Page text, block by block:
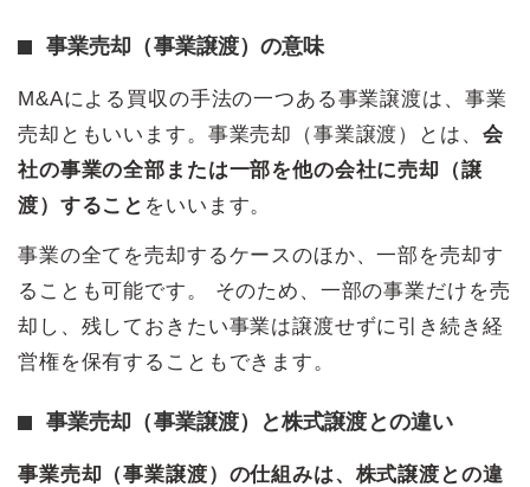
事業売却（事業譲渡）の意味
M&Aによる買収の手法の一つある事業譲渡は、事業
売却ともいいます。事業売却（事業譲渡）とは、 会
社の事業の全部または一部を他の会社に売却（譲
渡）すること をいいます。
事業の全てを売却するケースのほか、一部を売却す
ることも可能です。 そのため、一部の事業だけを売
却し、残しておきたい事業は譲渡せずに引き続き経
営権を保有することもできます。
事業売却（事業譲渡）と株式譲渡との違い
事業売却（事業譲渡）の仕組みは、株式譲渡との違